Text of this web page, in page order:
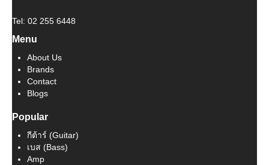
Tel: 02 255 6448
Menu
About Us
Brands
Contact
Blogs
Popular
กีต้าร์ (Guitar)
เบส (Bass)
Amp